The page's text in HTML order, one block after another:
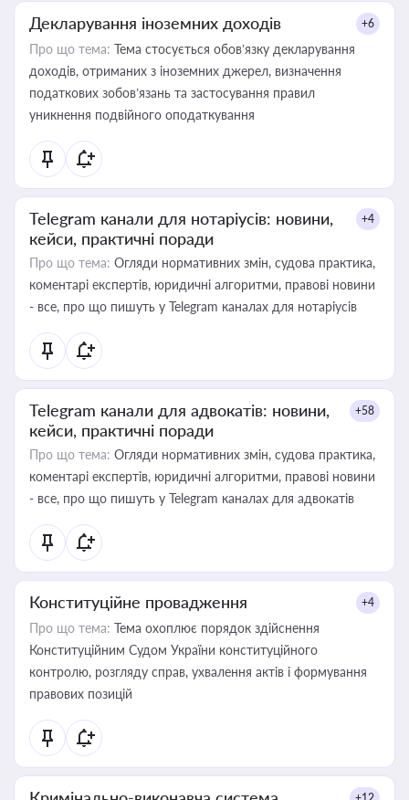
Декларування іноземних доходів +6
Про що тема: Тема стосується обов’язку декларування
доходів, отриманих з іноземних джерел, визначення
податкових зобов’язань та застосування правил
уникнення подвійного оподаткування
Telegram канали для нотаріусів: новини,
кейси, практичні поради
+4
Про що тема: Огляди нормативних змін, судова практика,
коментарі експертів, юридичні алгоритми, правові новини
- все, про що пишуть у Telegram каналах для нотаріусів
Telegram канали для адвокатів: новини,
кейси, практичні поради
+58
Про що тема: Огляди нормативних змін, судова практика,
коментарі експертів, юридичні алгоритми, правові новини
- все, про що пишуть у Telegram каналах для адвокатів
Конституційне провадження +4
Про що тема: Тема охоплює порядок здійснення
Конституційним Судом України конституційного
контролю, розгляду справ, ухвалення актів і формування
правових позицій